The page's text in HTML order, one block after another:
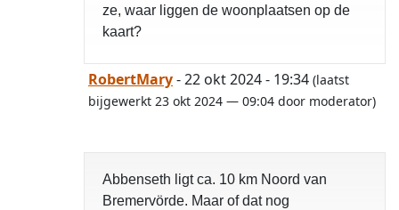
ze, waar liggen de woonplaatsen op de
kaart?
RobertMary- 22 okt 2024 - 19:34 (laatst
bijgewerkt 23 okt 2024 — 09:04 door moderator)
Abbenseth ligt ca. 10 km Noord van
Bremervörde. Maar of dat nog